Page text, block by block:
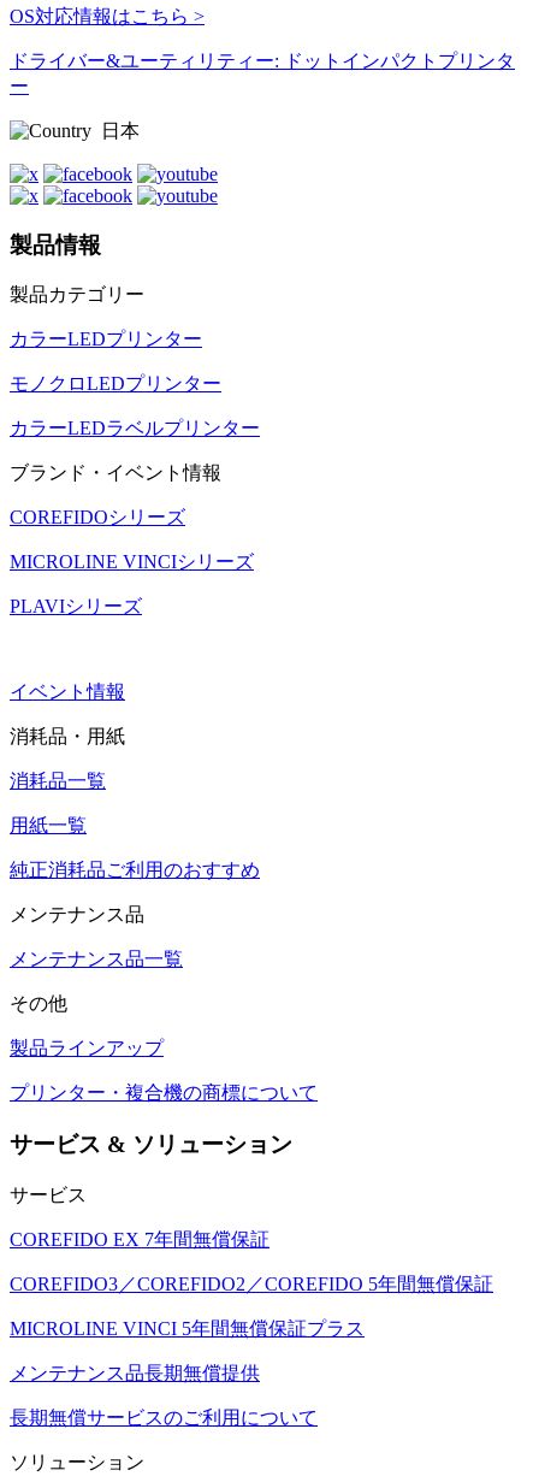
OS対応情報はこちら >
ドライバー&ユーティリティー: ドットインパクトプリンタ
ー
日本
製品情報
製品カテゴリー
カラーLEDプリンター
モノクロLEDプリンター
カラーLEDラベルプリンター
ブランド・イベント情報
COREFIDOシリーズ
MICROLINE VINCIシリーズ
PLAVIシリーズ
イベント情報
消耗品・用紙
消耗品一覧
用紙一覧
純正消耗品ご利用のおすすめ
メンテナンス品
メンテナンス品一覧
その他
製品ラインアップ
プリンター・複合機の商標について
サービス & ソリューション
サービス
COREFIDO EX 7年間無償保証
COREFIDO3／COREFIDO2／COREFIDO 5年間無償保証
MICROLINE VINCI 5年間無償保証プラス
メンテナンス品長期無償提供
長期無償サービスのご利用について
ソリューション